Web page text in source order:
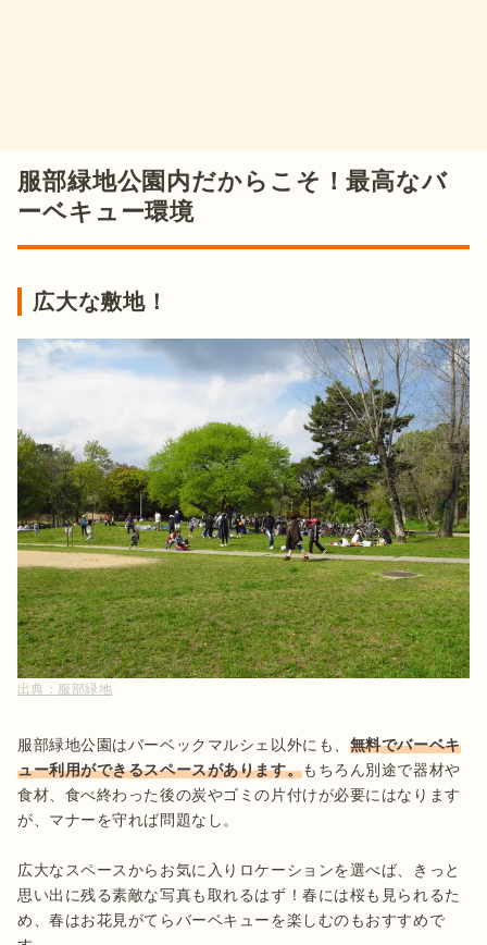
服部緑地公園内だからこそ！最高なバ
ーベキュー環境
広大な敷地！
出典： 服部緑地
服部緑地公園はバーベックマルシェ以外にも、 無料でバーベキ
ュー利用ができるスペースがあります。もちろん別途で器材や
食材、食べ終わった後の炭やゴミの片付けが必要にはなります
が、マナーを守れば問題なし。
広大なスペースからお気に入りロケーションを選べば、きっと
思い出に残る素敵な写真も取れるはず！春には桜も見られるた
め、春はお花見がてらバーベキューを楽しむのもおすすめで